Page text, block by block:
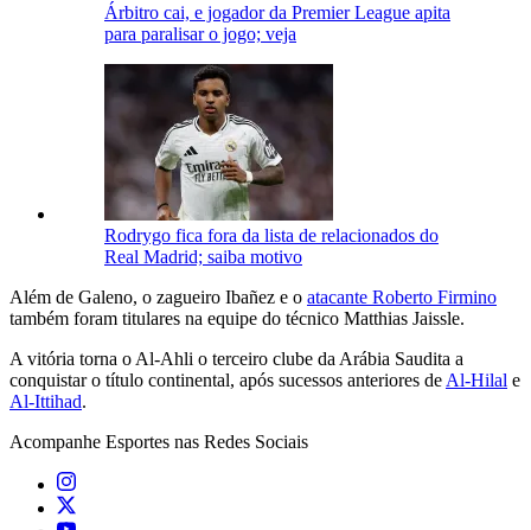
Árbitro cai, e jogador da Premier League apita
para paralisar o jogo; veja
Rodrygo fica fora da lista de relacionados do
Real Madrid; saiba motivo
Além de Galeno, o zagueiro Ibañez e o atacante Roberto Firmino
também foram titulares na equipe do técnico Matthias Jaissle.
A vitória torna o Al-Ahli o terceiro clube da Arábia Saudita a
conquistar o título continental, após sucessos anteriores de Al-Hilal e
Al-Ittihad.
Acompanhe Esportes nas Redes Sociais